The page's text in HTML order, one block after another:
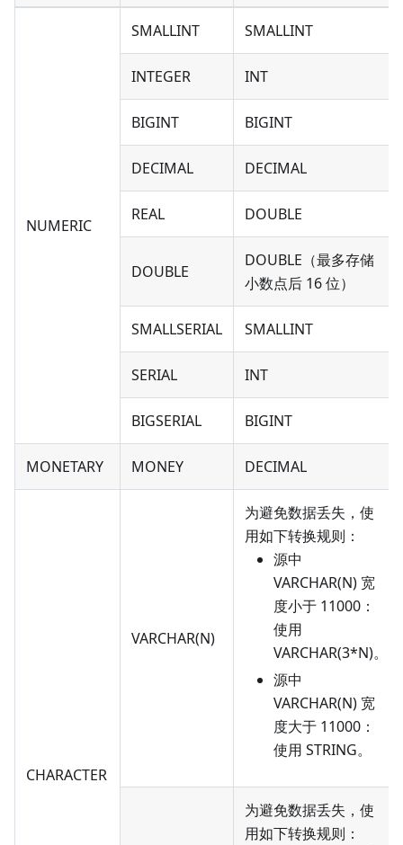
NUMERIC
SMALLINT SMALLINT
INTEGER INT
BIGINT BIGINT
DECIMAL DECIMAL
REAL DOUBLE
DOUBLE
DOUBLE（最多存储
小数点后 16 位）
SMALLSERIAL SMALLINT
SERIAL INT
BIGSERIAL BIGINT
MONETARY MONEY DECIMAL
CHARACTER
VARCHAR(N)
为避免数据丢失，使
用如下转换规则：
源中
VARCHAR(N) 宽
度小于 11000：
使用
VARCHAR(3*N)。
源中
VARCHAR(N) 宽
度大于 11000：
使用 STRING。
为避免数据丢失，使
用如下转换规则：